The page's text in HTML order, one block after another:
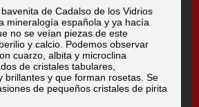
de Cadalso de los Vidrios
mineralogía española y ya hacía
no se veían piezas de este
y calcio. Podemos observar
cuarzo, albita y microclina
de cristales tabulares,
brillantes y que forman rosetas. Se
de pequeños cristales de pirita